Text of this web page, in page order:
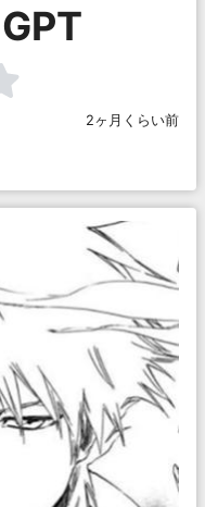
2ヶ月くらい前